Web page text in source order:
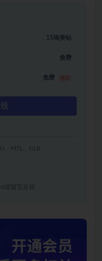
15琦美钻
免费
免费
，MTL，GLB
或留言反馈